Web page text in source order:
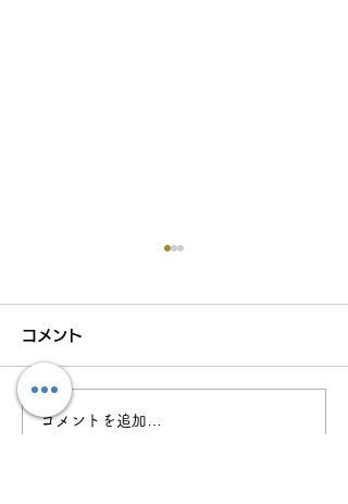
プレスリリース：「もう
コメント
コメントを追加…